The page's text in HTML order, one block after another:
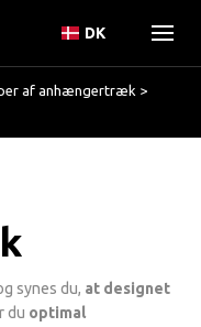
DK
af anhængertræk >
synes du, at designet
du optimal